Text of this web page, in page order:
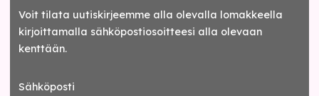
Voit tilata uutiskirjeemme alla olevalla lomakkeella
kirjoittamalla sähköpostiosoitteesi alla olevaan
kenttään.
Sähköposti